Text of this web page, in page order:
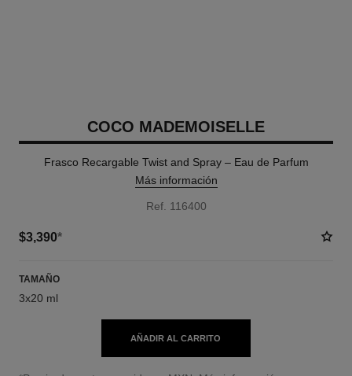
COCO MADEMOISELLE
Frasco Recargable Twist and Spray – Eau de Parfum
Más información
Ref. 116400
$3,390*
TAMAÑO
3x20 ml
AÑADIR AL CARRITO